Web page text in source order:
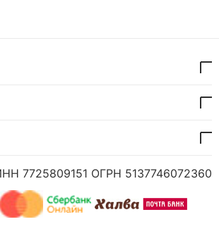
7725809151 ОГРН 5137746072360